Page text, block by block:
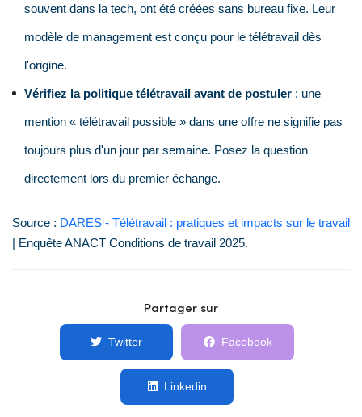
souvent dans la tech, ont été créées sans bureau fixe. Leur
modèle de management est conçu pour le télétravail dès
l'origine.
Vérifiez la politique télétravail avant de postuler : une
mention « télétravail possible » dans une offre ne signifie pas
toujours plus d'un jour par semaine. Posez la question
directement lors du premier échange.
Source : DARES - Télétravail : pratiques et impacts sur le travail
| Enquête ANACT Conditions de travail 2025.
Partager sur
Twitter Facebook
Linkedin